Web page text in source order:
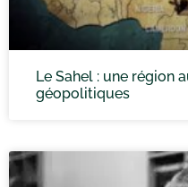
Le Sahel : une région
géopolitiques